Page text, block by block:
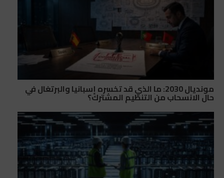
مونديال 2030: ما الذي قد تخسره إسبانيا والبرتغال في
حال الانسحاب من التنظيم المشترك؟